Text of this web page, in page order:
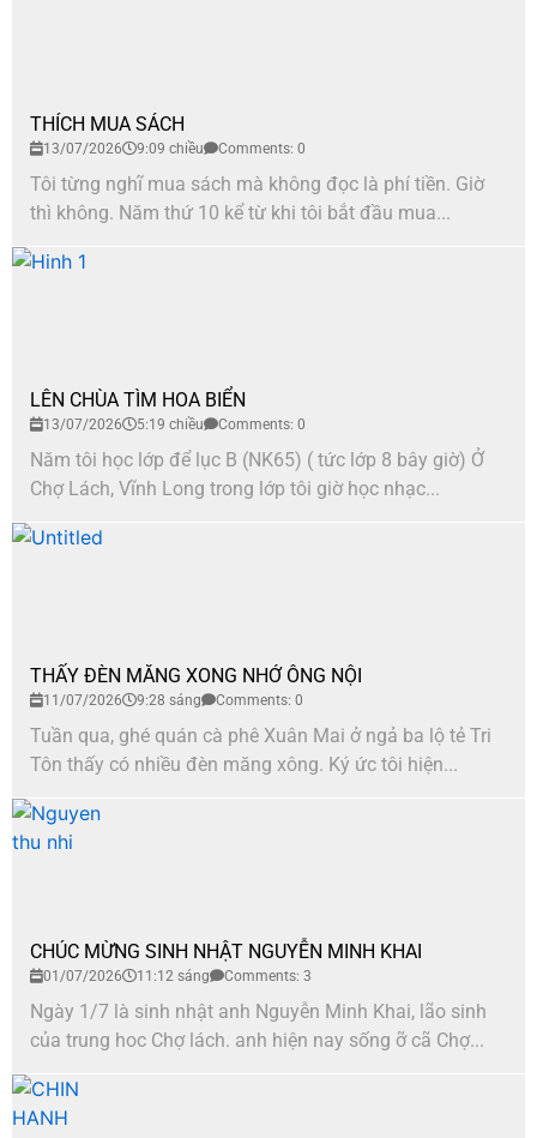
THÍCH MUA SÁCH
13/07/2026 9:09 chiều Comments: 0
Tôi từng nghĩ mua sách mà không đọc là phí tiền. Giờ
thì không. Năm thứ 10 kể từ khi tôi bắt đầu mua...
LÊN CHÙA TÌM HOA BIỂN
13/07/2026 5:19 chiều Comments: 0
Năm tôi học lớp để lục B (NK65) ( tức lớp 8 bây giờ) Ở
Chợ Lách, Vĩnh Long trong lớp tôi giờ học nhạc...
THẤY ĐÈN MĂNG XONG NHỚ ÔNG NỘI
11/07/2026 9:28 sáng Comments: 0
Tuần qua, ghé quán cà phê Xuân Mai ở ngả ba lộ tẻ Tri
Tôn thấy có nhiều đèn măng xông. Ký ức tôi hiện...
CHÚC MỪNG SINH NHẬT NGUYỄN MINH KHAI
01/07/2026 11:12 sáng Comments: 3
Ngày 1/7 là sinh nhật anh Nguyễn Minh Khai, lão sinh
của trung hoc Chợ lách. anh hiện nay sống ỡ cã Chợ...